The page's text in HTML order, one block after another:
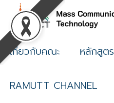
เกี่ยวกับคณะ หลักสูตร
RAMUTT CHANNEL